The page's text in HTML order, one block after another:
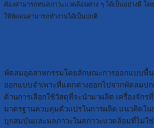
ต้องสามารถทนสภาวะแวดล้อมต่าง ๆ ได้เป็นอย่างดี โ
ให้พัดลมสามารถทำงานได้เป็นปกติ
พัดลมอุตสาหกรรมโดยลักษณะการออกแบบพื้น
ออกแบบจำเพาะที่แตกต่างออกไปจากพัดลมป
ด้านการเลือกใช้วัสดุที่จะนำมาผลิต เครื่องจักร
มาตรฐานควบคุมตัวแปรในการผลิต แนวคิดใ
บุกสมบันและมลภาวะในสภาวะแวดล้อมที่ไม่ใ